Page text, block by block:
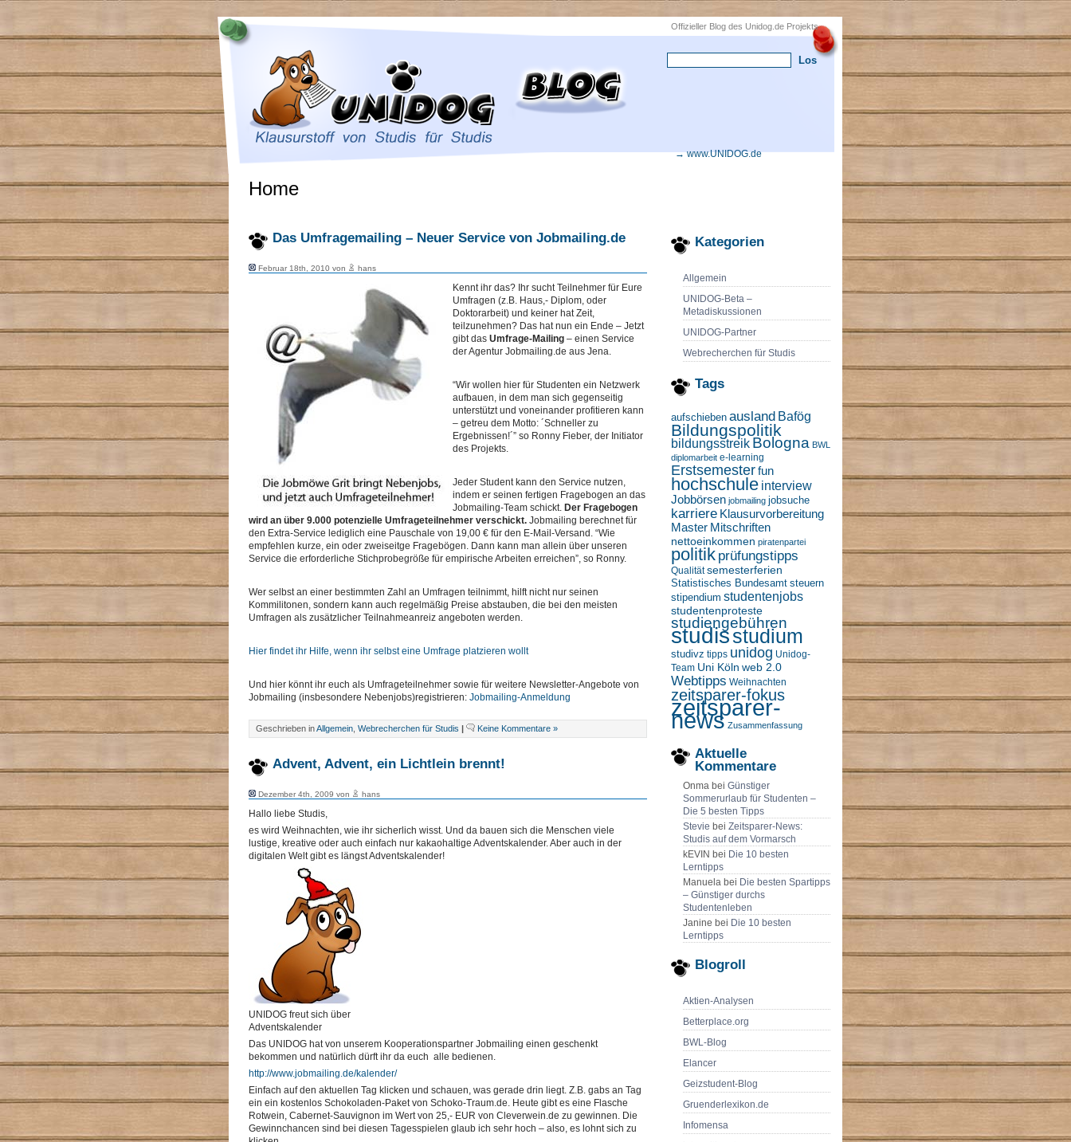
Offizieller Blog des Unidog.de Projekts
→ www.UNIDOG.de
Home
Kategorien
Allgemein
UNIDOG-Beta –
Metadiskussionen
UNIDOG-Partner
Webrecherchen für Studis
Tags
aufschieben ausland Bafög
Bildungspolitik
bildungsstreik Bologna BWL
diplomarbeit e-learning
Erstsemesterfun
hochschule interview
Jobbörsen jobmailing jobsuche
karriere Klausurvorbereitung
Master Mitschriften
nettoeinkommen piratenpartei
politik prüfungstipps
Qualität semesterferien
Statistisches Bundesamt steuern
stipendium studentenjobs
studentenproteste
studiengebühren
studisstudium
studivz tipps unidog Unidog-
Team Uni Köln web 2.0
Webtipps Weihnachten
zeitsparer-fokus
zeitsparer-
news Zusammenfassung
Aktuelle
Kommentare
Onma bei Günstiger
Sommerurlaub für Studenten –
Die 5 besten Tipps
Stevie bei Zeitsparer-News:
Studis auf dem Vormarsch
kEVIN bei Die 10 besten
Lerntipps
Manuela bei Die besten Spartipps
– Günstiger durchs
Studentenleben
Janine bei Die 10 besten
Lerntipps
Blogroll
Aktien-Analysen
Betterplace.org
BWL-Blog
Elancer
Geizstudent-Blog
Gruenderlexikon.de
Infomensa
Das Umfragemailing – Neuer Service von Jobmailing.de
Februar 18th, 2010 von hans
Kennt ihr das? Ihr sucht Teilnehmer für Eure
Umfragen (z.B. Haus,- Diplom, oder
Doktorarbeit) und keiner hat Zeit,
teilzunehmen? Das hat nun ein Ende – Jetzt
gibt das Umfrage-Mailing – einen Service
der Agentur Jobmailing.de aus Jena.
“Wir wollen hier für Studenten ein Netzwerk
aufbauen, in dem man sich gegenseitig
unterstützt und voneinander profitieren kann
– getreu dem Motto: ´Schneller zu
Ergebnissen!´” so Ronny Fieber, der Initiator
des Projekts.
Jeder Student kann den Service nutzen,
indem er seinen fertigen Fragebogen an das
Jobmailing-Team schickt. Der Fragebogen
wird an über 9.000 potenzielle Umfrageteilnehmer verschickt. Jobmailing berechnet für
den Extra-Service lediglich eine Pauschale von 19,00 € für den E-Mail-Versand. “Wie
empfehlen kurze, ein oder zweiseitge Fragebögen. Dann kann man allein über unseren
Service die erforderliche Stichprobegröße für empirische Arbeiten erreichen”, so Ronny.
Wer selbst an einer bestimmten Zahl an Umfragen teilnimmt, hilft nicht nur seinen
Kommilitonen, sondern kann auch regelmäßig Preise abstauben, die bei den meisten
Umfragen als zusätzlicher Teilnahmeanreiz angeboten werden.
Hier findet ihr Hilfe, wenn ihr selbst eine Umfrage platzieren wollt
Und hier könnt ihr euch als Umfrageteilnehmer sowie für weitere Newsletter-Angebote von
Jobmailing (insbesondere Nebenjobs)registrieren: Jobmailing-Anmeldung
Geschrieben inAllgemein Webrecherchen für Studis | Keine Kommentare »
Advent, Advent, ein Lichtlein brennt!
Dezember 4th, 2009 von hans
Hallo liebe Studis,
es wird Weihnachten, wie ihr sicherlich wisst. Und da bauen sich die Menschen viele
lustige, kreative oder auch einfach nur kakaohaltige Adventskalender. Aber auch in der
digitalen Welt gibt es längst Adventskalender!
UNIDOG freut sich über
Adventskalender
Das UNIDOG hat von unserem Kooperationspartner Jobmailing einen geschenkt
bekommen und natürlich dürft ihr da euch alle bedienen.
http://www.jobmailing.de/kalender/
Einfach auf den aktuellen Tag klicken und schauen, was gerade drin liegt. Z.B. gabs an Tag
ein ein kostenlos Schokoladen-Paket von Schoko-Traum.de. Heute gibt es eine Flasche
Rotwein, Cabernet-Sauvignon im Wert von 25,- EUR von Cleverwein.de zu gewinnen. Die
Gewinnchancen sind bei diesen Tagesspielen glaub ich sehr hoch – also, es lohnt sich zu